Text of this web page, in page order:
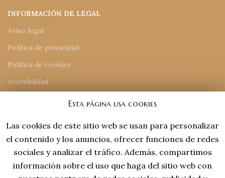
INFORMACIÓN DE LEGAL
Aviso legal
Política de privacidad
Política de cookies
Accesiblidad
INFORMACIÓN DE CONTACTO
918 77 48 18
tiendaonline@laviejaespana.com
Tales de Mileto 15, Nave 13 (28806), Alcalá de Henares
Esta página usa cookies
Las cookies de este sitio web se usan para personalizar
el contenido y los anuncios, ofrecer funciones de redes
sociales y analizar el tráfico. Además, compartimos
información sobre el uso que haga del sitio web con